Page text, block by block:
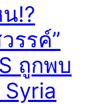
!?
รรค์”
ถูกพบ